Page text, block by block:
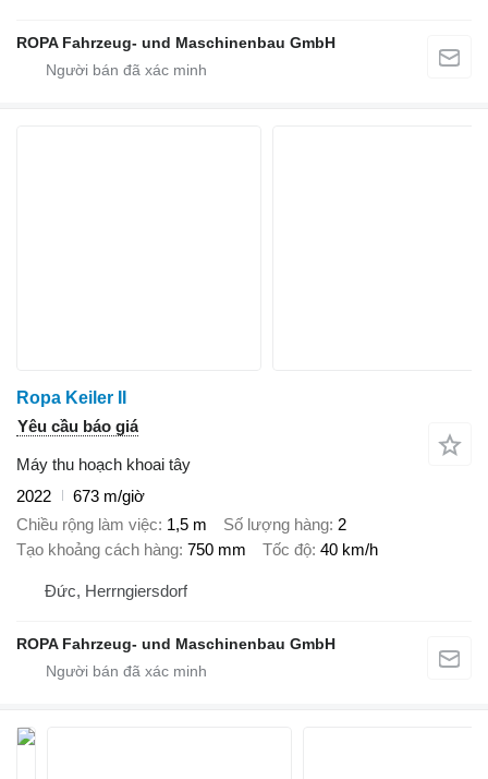
ROPA Fahrzeug- und Maschinenbau GmbH
Ropa Keiler II
Yêu cầu báo giá
Máy thu hoạch khoai tây
2022
673 m/giờ
Chiều rộng làm việc 1,5 m Số lượng hàng 2
Tạo khoảng cách hàng 750 mm Tốc độ 40 km/h
Đức, Herrngiersdorf
ROPA Fahrzeug- und Maschinenbau GmbH